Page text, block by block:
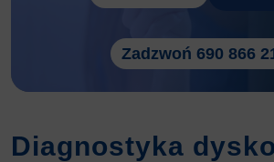
Zadzwoń 690 866
Diagnostyka